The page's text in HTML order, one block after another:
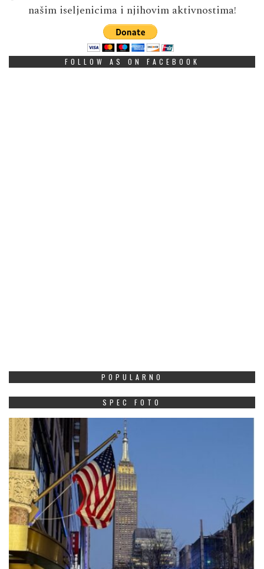
našim iseljenicima i njihovim aktivnostima!
FOLLOW AS ON FACEBOOK
POPULARNO
SPEC FOTO